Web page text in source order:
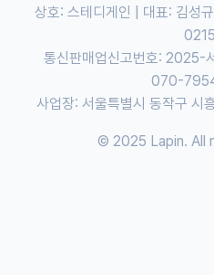
상호: 스테디게인 | 대표: 김성
통신판매업신고번호: 2025-
070-
사업장: 서울특별시 동작구
© 2025 Lapin. All